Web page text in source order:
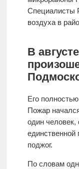
Специалисты
воздуха в
В
Его
Пожар
один человек,
единственной
поджог.
По словам